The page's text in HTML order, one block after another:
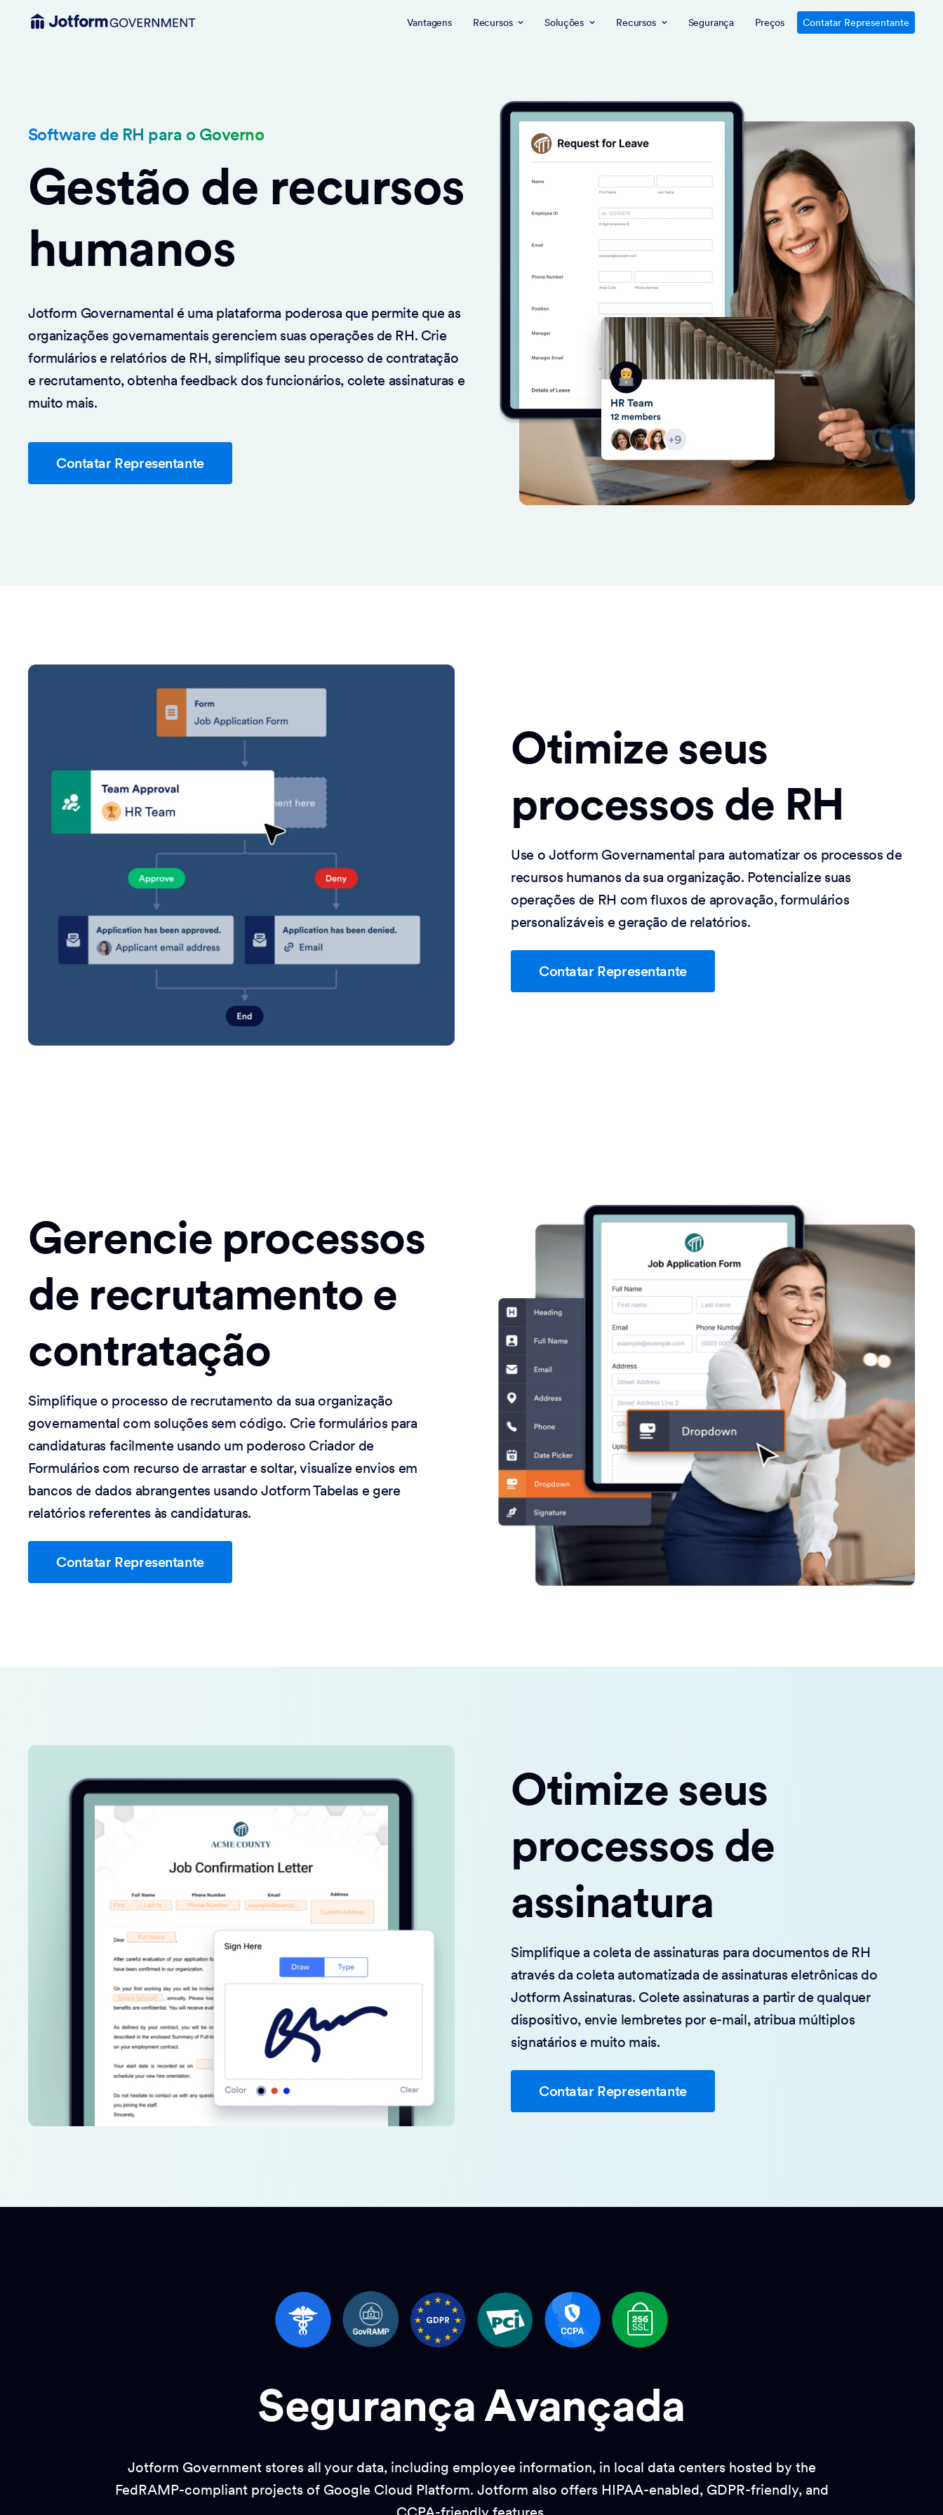
Vantagens Recursos Soluções Recursos Segurança Preços Contatar Representante
Software de RH para o Governo
Gestão de recursos
humanos
Jotform Governamental é uma plataforma poderosa que permite que as
organizações governamentais gerenciem suas operações de RH. Crie
formulários e relatórios de RH, simplifique seu processo de contratação
e recrutamento, obtenha feedback dos funcionários, colete assinaturas e
muito mais.
Contatar Representante
Otimize seus
processos de RH
Use o Jotform Governamental para automatizar os processos de
recursos humanos da sua organização. Potencialize suas
operações de RH com fluxos de aprovação, formulários
personalizáveis e geração de relatórios.
Contatar Representante
Gerencie processos
de recrutamento e
contratação
Simplifique o processo de recrutamento da sua organização
governamental com soluções sem código. Crie formulários para
candidaturas facilmente usando um poderoso Criador de
Formulários com recurso de arrastar e soltar, visualize envios em
bancos de dados abrangentes usando Jotform Tabelas e gere
relatórios referentes às candidaturas.
Contatar Representante
Otimize seus
processos de
assinatura
Simplifique a coleta de assinaturas para documentos de RH
através da coleta automatizada de assinaturas eletrônicas do
Jotform Assinaturas. Colete assinaturas a partir de qualquer
dispositivo, envie lembretes por e-mail, atribua múltiplos
signatários e muito mais.
Contatar Representante
Segurança Avançada
Jotform Government stores all your data, including employee information, in local data centers hosted by the
FedRAMP-compliant projects of Google Cloud Platform. Jotform also offers HIPAA-enabled, GDPR-friendly, and